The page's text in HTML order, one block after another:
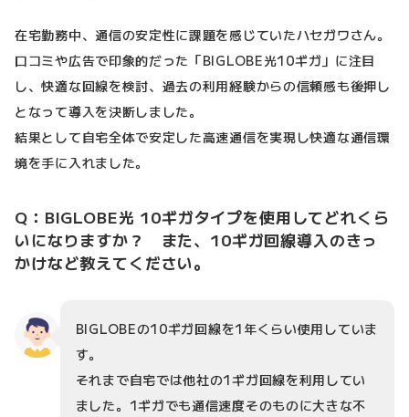
在宅勤務中、通信の安定性に課題を感じていたハセガワさん。
口コミや広告で印象的だった「BIGLOBE光10ギガ」に注目
し、快適な回線を検討、過去の利用経験からの信頼感も後押し
となって導入を決断しました。
結果として自宅全体で安定した高速通信を実現し快適な通信環
境を手に入れました。
Q：BIGLOBE光 10ギガタイプを使用してどれくら
いになりますか？ また、10ギガ回線導入のきっ
かけなど教えてください。
BIGLOBEの10ギガ回線を1年くらい使用していま
す。
それまで自宅では他社の1ギガ回線を利用してい
ました。1ギガでも通信速度そのものに大きな不